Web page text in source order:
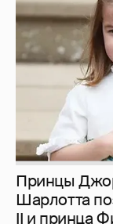
Принцы
Шарлотта
II и принца